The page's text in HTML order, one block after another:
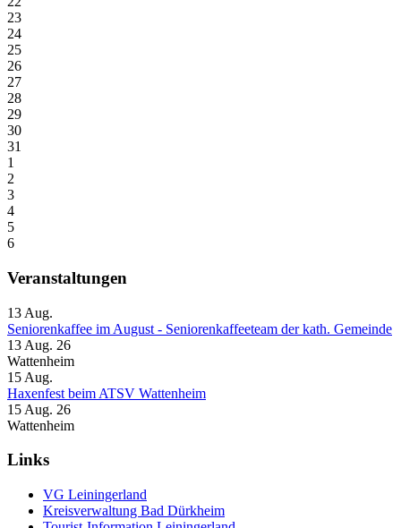
23
24
25
26
27
28
29
30
31
1
2
3
4
5
6
Veranstaltungen
13 Aug.
Seniorenkaffee im August - Seniorenkaffeeteam der kath. Gemeinde
13 Aug. 26
Wattenheim
15 Aug.
Haxenfest beim ATSV Wattenheim
15 Aug. 26
Wattenheim
Links
VG Leiningerland
Kreisverwaltung Bad Dürkheim